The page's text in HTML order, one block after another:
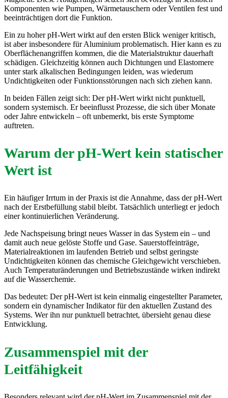
Komponenten wie Pumpen, Wärmetauschern oder Ventilen fest und
beeinträchtigen dort die Funktion.
Ein zu hoher pH-Wert wirkt auf den ersten Blick weniger kritisch,
ist aber insbesondere für Aluminium problematisch. Hier kann es zu
Oberflächenangriffen kommen, die die Materialstruktur dauerhaft
schädigen. Gleichzeitig können auch Dichtungen und Elastomere
unter stark alkalischen Bedingungen leiden, was wiederum
Undichtigkeiten oder Funktionsstörungen nach sich ziehen kann.
In beiden Fällen zeigt sich: Der pH-Wert wirkt nicht punktuell,
sondern systemisch. Er beeinflusst Prozesse, die sich über Monate
oder Jahre entwickeln – oft unbemerkt, bis erste Symptome
auftreten.
Warum der pH-Wert kein statischer
Wert ist
Ein häufiger Irrtum in der Praxis ist die Annahme, dass der pH-Wert
nach der Erstbefüllung stabil bleibt. Tatsächlich unterliegt er jedoch
einer kontinuierlichen Veränderung.
Jede Nachspeisung bringt neues Wasser in das System ein – und
damit auch neue gelöste Stoffe und Gase. Sauerstoffeinträge,
Materialreaktionen im laufenden Betrieb und selbst geringste
Undichtigkeiten können das chemische Gleichgewicht verschieben.
Auch Temperaturänderungen und Betriebszustände wirken indirekt
auf die Wasserchemie.
Das bedeutet: Der pH-Wert ist kein einmalig eingestellter Parameter,
sondern ein dynamischer Indikator für den aktuellen Zustand des
Systems. Wer ihn nur punktuell betrachtet, übersieht genau diese
Entwicklung.
Zusammenspiel mit der
Leitfähigkeit